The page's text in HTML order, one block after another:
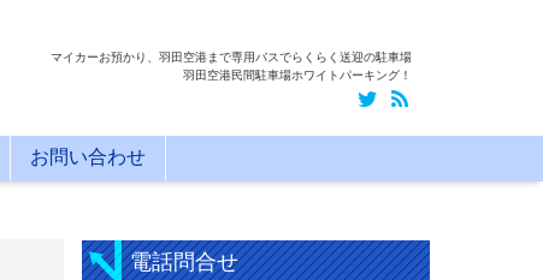
マイカーお預かり、羽田空港まで専用バスでらくらく送迎の駐車場
羽田空港民間駐車場ホワイトパーキング！
お問い合わせ
電話問合せ